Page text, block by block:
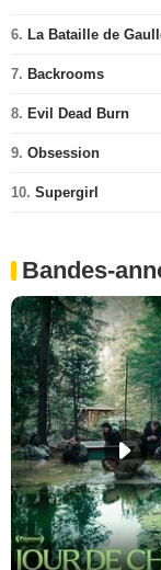
6. La Bataille de
7. Backrooms
8. Evil Dead Burn
9. Obsession
10. Supergirl
Bandes-